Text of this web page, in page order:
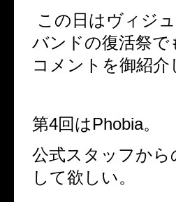
この日はヴィジ
バンドの復活祭
コメントを御紹介
第4回はPhobia。
公式スタッフか
して欲しい。